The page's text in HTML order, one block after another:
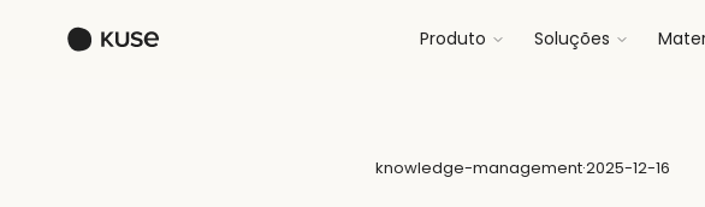
Produto Soluções
knowledge-management·2025-12-16